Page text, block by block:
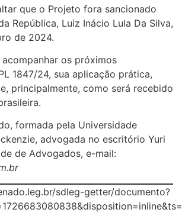
que o Projeto fora sancionado
República, Luiz Inácio Lula Da Silva,
de 2024.
os próximos
1847/24, sua aplicação prática,
principalmente, como será recebido
formada pela Universidade
advogada no escritório Yuri
de Advogados, e-mail:
sdleg-getter/documento?